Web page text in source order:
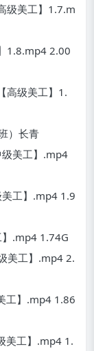
级美工】1.7.m
1.8.mp4 2.00
高级美工】1.
）长青
美工】.mp4
工】.mp4 1.9
.mp4 1.74G
美工】.mp4 2.
工】.mp4 1.86
美工】.mp4 1.